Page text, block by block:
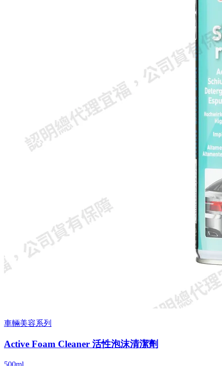
車輛美容系列
Active Foam Cleaner 活性泡沫清潔劑
500ml